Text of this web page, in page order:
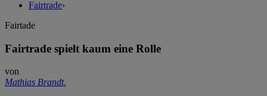
Fairtrade›
Fairtade
Fairtrade spielt kaum eine Rolle
von
Mathias Brandt,